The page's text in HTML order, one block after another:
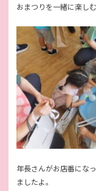
おまつりを一緒に楽し
年長さんがお店番にな
ましたよ。